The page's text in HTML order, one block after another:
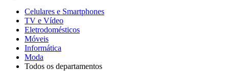
Celulares e Smartphones
TV e Vídeo
Eletrodomésticos
Móveis
Informática
Moda
Todos os departamentos